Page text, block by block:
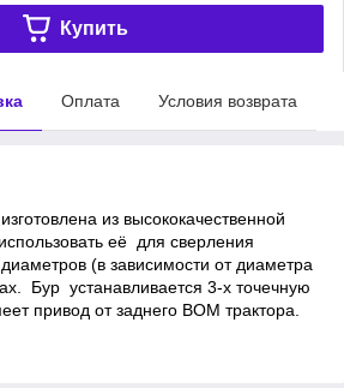
Купить
Оплата Условия возврата
изготовлена из высококачественной
её для сверления
(в зависимости от диаметра
Бур устанавливается 3-х точечную
привод отзаднего ВОМ трактора.